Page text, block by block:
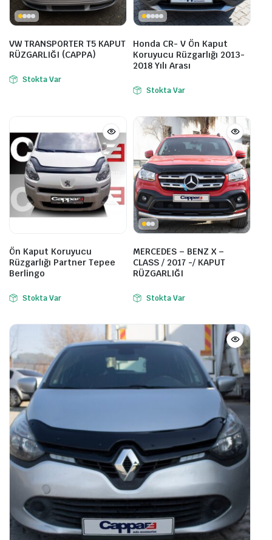
VW TRANSPORTER T5 KAPUT
RÜZGARLIĞI (CAPPA)
Stokta Var
Honda CR- V Ön Kaput
Koruyucu Rüzgarlığı 2013-
2018 Yılı Arası
Stokta Var
Ön Kaput Koruyucu
Rüzgarlığı Partner Tepee
Berlingo
Stokta Var
MERCEDES – BENZ X –
CLASS / 2017 -/ KAPUT
RÜZGARLIĞI
Stokta Var